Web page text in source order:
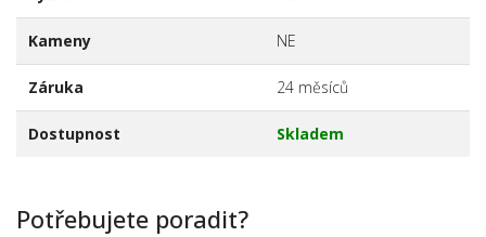
Kameny NE
Záruka 24 měsíců
Dostupnost Skladem
Potřebujete poradit?